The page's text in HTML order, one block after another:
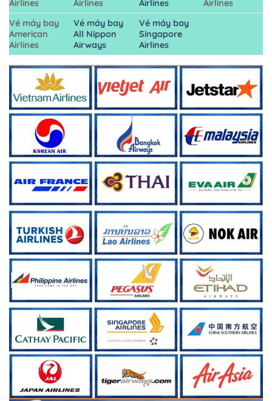
Airlines Airlines Airlines
Airlines
Vé máy bay
American
Airlines
Vé máy bay
All Nippon
Airways
Vé máy bay
Singapore
Airlines